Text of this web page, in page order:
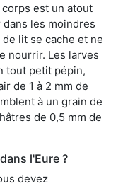
est un atout
les moindres
lit se cache et ne
nourrir. Les larves
tout petit pépin,
de 1 à 2 mm de
à un grain de
de 0,5 mm de
l'Eure ?
devez